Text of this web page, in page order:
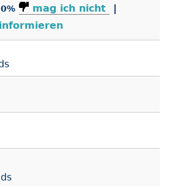
0% mag ich nicht
|